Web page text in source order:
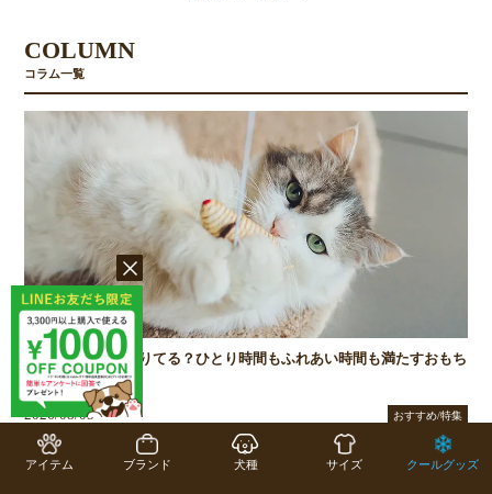
アイテム ブランド 犬種 サイズ クールグッズ
COLUMN
コラム一覧
猫の遊び時間は足りてる？ひとり時間もふれあい時間も満たすおもち
ゃ選びのコツ
2026/08/05 おすすめ/特集